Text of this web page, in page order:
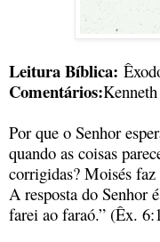
Leitura Bíblica:
Comentários:
Por que o Senhor
quando as coisas
corrigidas? Moisés
A resposta do Senhor
farei ao faraó.” (Êx.